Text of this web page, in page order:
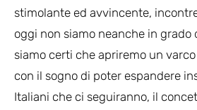
stimolante ed avvincente,
oggi non siamo neanche in grado
siamo certi che apriremo un
con il sogno di poter espandere
Italiani che ci seguiranno, il